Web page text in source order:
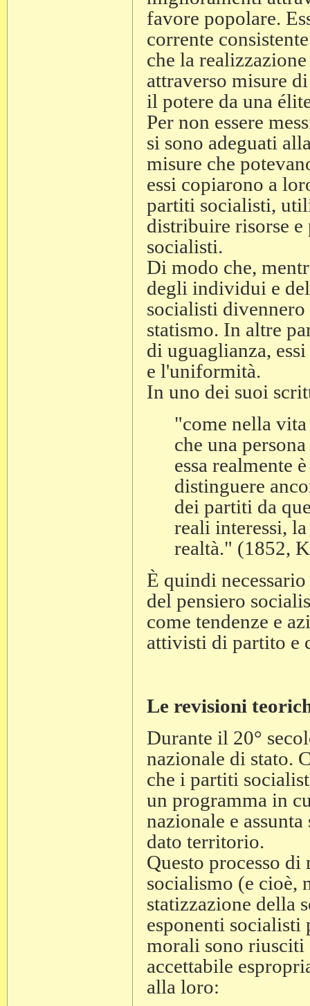
favore popolare.
corrente
che la
attraverso misure
il potere da una
Per non essere
si sono adeguati
misure che
essi copiarono a
partiti socialisti,
distribuire risorse e
socialisti.
Di modo che,
degli individui e
socialisti
statismo. In altre
di uguaglianza,
e l'uniformità.
In uno dei suoi
"come nella
che una
essa realmente
distinguere
dei partiti da
reali interessi,
realtà." (1852,
È quindi
del pensiero
come tendenze e
attivisti di partito e
Le revisioni
Durante il 20°
nazionale di stato.
che i partiti
un programma in
nazionale e
dato territorio.
Questo processo
socialismo (e cioè,
statizzazione della
esponenti
morali sono riusciti
accettabile
alla loro: